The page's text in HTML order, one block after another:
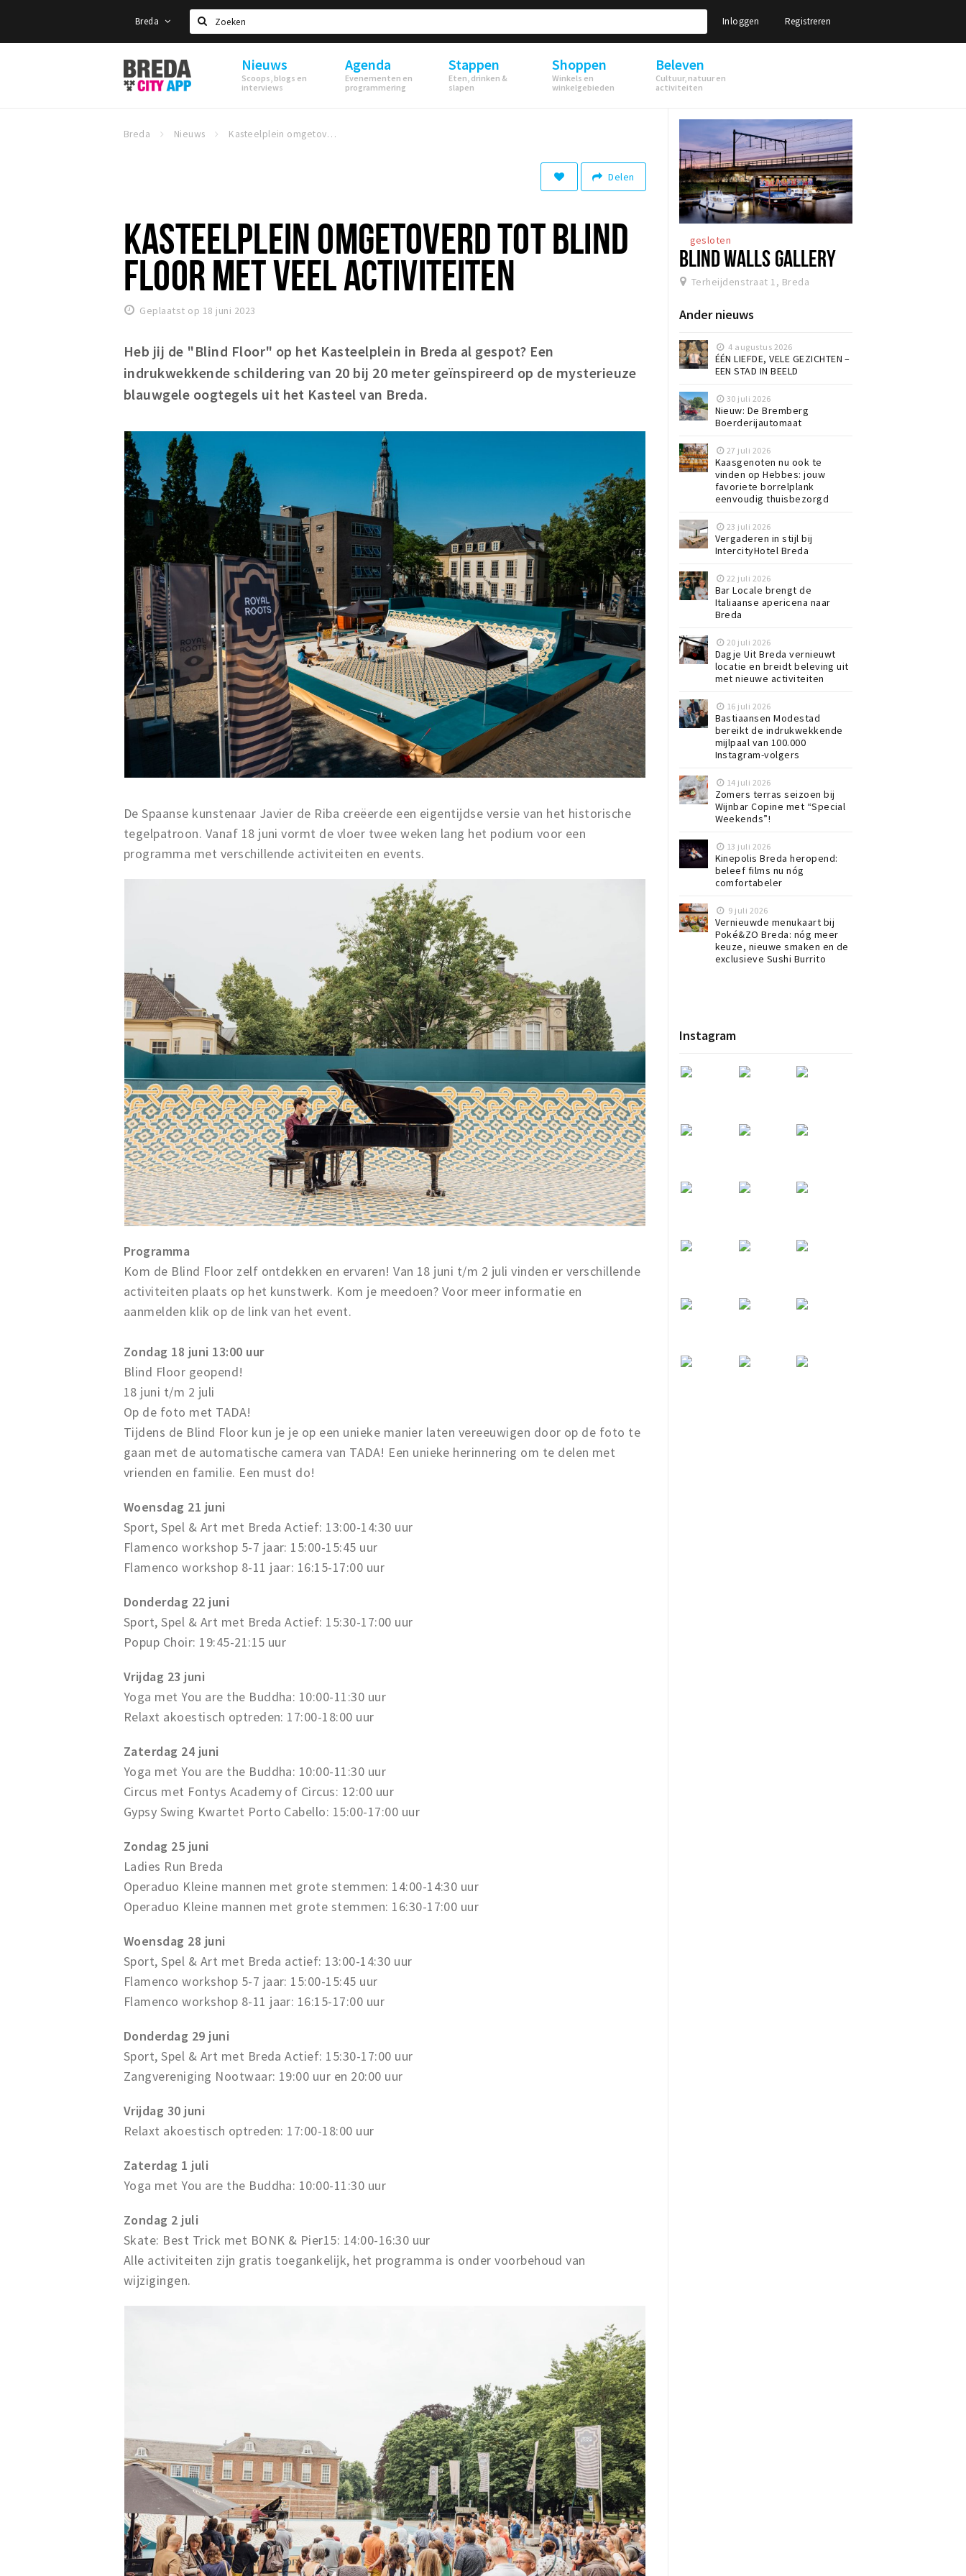
Breda
Zoeken
Inloggen Registreren
Stappen
&
Shoppen
Nieuws
Scoops, blogs en
interviews
Agenda
Evenementen en
programmering
Stappen
Eten, drinken &
slapen
Shoppen
Winkels en
winkelgebieden
Beleven
Cultuur, natuur en
activiteiten
Breda Nieuws Kasteelplein omgetoverd tot Blind Floor met veel activiteiten
Delen
KASTEELPLEIN OMGETOVERD TOT BLIND
FLOOR MET VEEL ACTIVITEITEN
Geplaatst op 18 juni 2023
Heb jij de "Blind Floor" op het Kasteelplein in Breda al gespot? Een
indrukwekkende schildering van 20 bij 20 meter geïnspireerd op de mysterieuze
blauwgele oogtegels uit het Kasteel van Breda.
De Spaanse kunstenaar Javier de Riba creëerde een eigentijdse versie van het historische
tegelpatroon. Vanaf 18 juni vormt de vloer twee weken lang het podium voor een
programma met verschillende activiteiten en events.
Programma
Kom de Blind Floor zelf ontdekken en ervaren! Van 18 juni t/m 2 juli vinden er verschillende
activiteiten plaats op het kunstwerk. Kom je meedoen? Voor meer informatie en
aanmelden klik op de link van het event.
Zondag 18 juni 13:00 uur
Blind Floor geopend!
18 juni t/m 2 juli
Op de foto met TADA!
Tijdens de Blind Floor kun je je op een unieke manier laten vereeuwigen door op de foto te
gaan met de automatische camera van TADA! Een unieke herinnering om te delen met
vrienden en familie. Een must do!
Woensdag 21 juni
Sport, Spel & Art met Breda Actief: 13:00-14:30 uur
Flamenco workshop 5-7 jaar: 15:00-15:45 uur
Flamenco workshop 8-11 jaar: 16:15-17:00 uur
Donderdag 22 juni
Sport, Spel & Art met Breda Actief: 15:30-17:00 uur
Popup Choir: 19:45-21:15 uur
Vrijdag 23 juni
Yoga met You are the Buddha: 10:00-11:30 uur
Relaxt akoestisch optreden: 17:00-18:00 uur
Zaterdag 24 juni
Yoga met You are the Buddha: 10:00-11:30 uur
Circus met Fontys Academy of Circus: 12:00 uur
Gypsy Swing Kwartet Porto Cabello: 15:00-17:00 uur
Zondag 25 juni
Ladies Run Breda
Operaduo Kleine mannen met grote stemmen: 14:00-14:30 uur
Operaduo Kleine mannen met grote stemmen: 16:30-17:00 uur
Woensdag 28 juni
Sport, Spel & Art met Breda actief: 13:00-14:30 uur
Flamenco workshop 5-7 jaar: 15:00-15:45 uur
Flamenco workshop 8-11 jaar: 16:15-17:00 uur
Donderdag 29 juni
Sport, Spel & Art met Breda Actief: 15:30-17:00 uur
Zangvereniging Nootwaar: 19:00 uur en 20:00 uur
Vrijdag 30 juni
Relaxt akoestisch optreden: 17:00-18:00 uur
Zaterdag 1 juli
Yoga met You are the Buddha: 10:00-11:30 uur
Zondag 2 juli
Skate: Best Trick met BONK & Pier15: 14:00-16:30 uur
Alle activiteiten zijn gratis toegankelijk, het programma is onder voorbehoud van
wijzigingen.
gesloten
BLIND WALLS GALLERY
Terheijdenstraat 1, Breda
Ander nieuws
4 augustus 2026
ÉÉN LIEFDE, VELE GEZICHTEN –
EEN STAD IN BEELD
30 juli 2026
Nieuw: De Bremberg
Boerderijautomaat
27 juli 2026
Kaasgenoten nu ook te
vinden op Hebbes: jouw
favoriete borrelplank
eenvoudig thuisbezorgd
23 juli 2026
Vergaderen in stijl bij
IntercityHotel Breda
22 juli 2026
Bar Locale brengt de
Italiaanse apericena naar
Breda
20 juli 2026
Dagje Uit Breda vernieuwt
locatie en breidt beleving uit
met nieuwe activiteiten
16 juli 2026
Bastiaansen Modestad
bereikt de indrukwekkende
mijlpaal van 100.000
Instagram-volgers
14 juli 2026
Zomers terras seizoen bij
Wijnbar Copine met “Special
Weekends”!
13 juli 2026
Kinepolis Breda heropend:
beleef films nu nóg
comfortabeler
9 juli 2026
Vernieuwde menukaart bij
Poké&ZO Breda: nóg meer
keuze, nieuwe smaken en de
exclusieve Sushi Burrito
Instagram